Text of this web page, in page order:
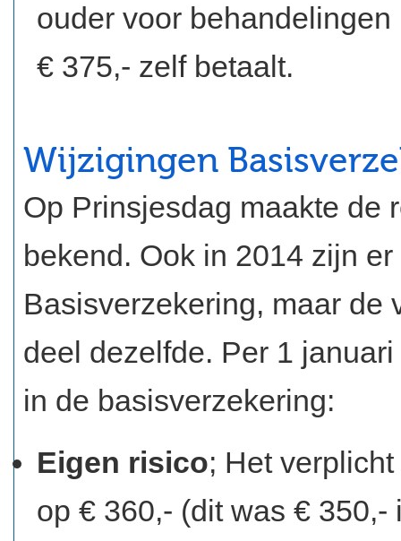
ouder voor
€ 375,- zelf betaalt.
Wijzigingen
Op Prinsjesdag maakte de
bekend. Ook in 2014 zijn
Basisverzekering, maar de
deel dezelfde. Per 1
in de basisverzekering:
Eigen risico; Het
op € 360,- (dit was €